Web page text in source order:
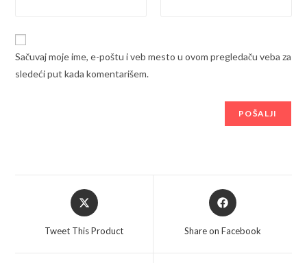
Sačuvaj moje ime, e-poštu i veb mesto u ovom pregledaču veba za
sledeći put kada komentarišem.
Opens
in
Tweet This Product
Opens
in
Share on Facebook